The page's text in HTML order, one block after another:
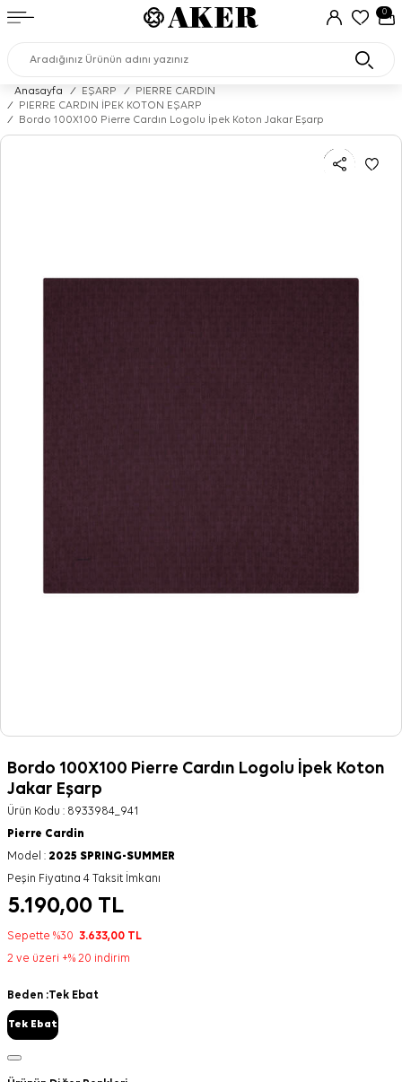
0
Anasayfa / EŞARP /
PIERRE CARDIN
/
PIERRE CARDIN İPEK KOTON EŞARP
/
Bordo 100X100 Pierre Cardın Logolu İpek Koton Jakar Eşarp
Bordo 100X100 Pierre Cardın Logolu İpek Koton
Jakar Eşarp
Ürün Kodu : 8933984_941
Pierre Cardin
Model : 2025 SPRING-SUMMER
Peşin Fiyatına 4 Taksit İmkanı
5.190,00 TL
Sepette %30 3.633,00 TL
2 ve üzeri +% 20 indirim
Beden :Tek Ebat
Tek Ebat